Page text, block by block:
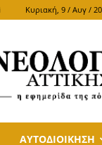
Κυριακή, 9 / Αυγ /
ΑΤΤΙΚΗΣ
ΑΥΤΟΔΙΟΙΚΗΣΗ